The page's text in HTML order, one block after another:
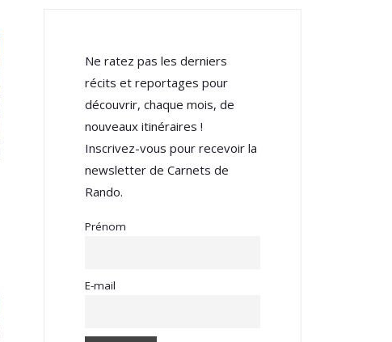
Ne ratez pas les derniers
récits et reportages pour
découvrir, chaque mois, de
nouveaux itinéraires !
Inscrivez-vous pour recevoir la
newsletter de Carnets de
Rando.
Prénom
E-mail